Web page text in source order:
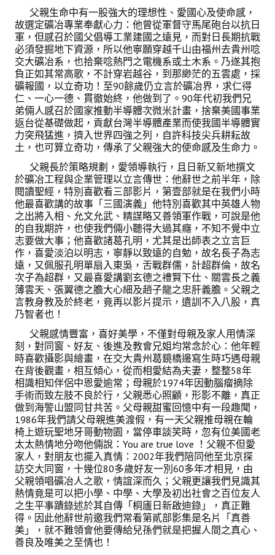
父親生命中有一股強大的理想性、愛國心及使命感，
故選定礦冶專業奉獻心力：他曾從軍督守馬尾砲台以抗日
軍，但感召於國父倡導工業建國之遠見，而對日長期抗戰
必須發掘地下資源，所以他寧願穿越千山由福州去貴州唸
交大礦冶系，也拾棄唸熱門之電機系或土木系。乃遂其抱
負正如其常高歌，不計穿岩越谷，到那緲茫的五雲處，採
礦報國，以立奇功！至90餘歲仍立言於礦冶界，求仁得
仁、一心一德、貫徹始終，他做到了。90年代初我們兄
弟倆人感召於國家推動半導體次微米計畫，捨棄美國事業
返台從基礎做起，貢獻台灣半導體產業而使我國半導體實
力突飛猛進，擠入世界四強之列，自許科技尖兵耕耘故
土，也可算立奇功，傳承了父親強大的使命感及生命力。
父親長於策略規劃，愛領導執行，且日新又新地撰文
於礦冶工程與企業管理以立言傳世：他辭世之前半年，除
閱讀聖經，特別喜歡看三部影片，第壹部就是在我們小時
他最喜歡講的故事「三國演義」他特別喜歡其中英雄人物
之出將入相、允文允武、精謀略又善領軍作戰，可說是他
的自我期許，也使我們倆小聽得大過其癮，不知不覺中立
志要做大事；他喜歡諸葛孔明，尤其是出師表之立言巨
作，喜愛淡泊以明志，寧靜以致遠的自勉，故名長子為志
遠，又佩服孔明單扇入東吳，舌戰群儒，計超群倫，故名
次子為超群，又最喜愛講劉玄德之禮賢下仕、關雲長之義
薄雲天、張翼德之膽大心細及趙子龍之忠肝義膽。父親之
言教身教及於終老，竟再以影片提示，遺訓不入八股，真
乃智者也！
父親感情豐富，喜好美學，不僅對母親及家人用情深
刻，對同窗、好友、後進及教會兄姐均常念於心：他年輕
時喜歡攝影與繪畫，在交大貴州葛鏡橋邊寫生時巧遇母親
在背後觀畫，相互傾心，從而相愛結為夫妻，整整58年
相識相知伴侶中恩愛逾常；母親於1974年因動腦瘤摘除
手術而致左肢不良於行，父親悉心照顧，形影不離，真正
做到海警山盟同甘共苦。父母親甜蜜回憶中有一段趣聞，
1986年我們請父母親進美渡假，有一天父親推母親在輪
椅上遊玩聖地牙哥動物園，當停車談笑時，忽有位美國老
太太熱情地分吻他倆說：You are true love ！父親不但愛
家人，對朋友也擺入真情：2002年我們陪同他至北京探
訪交大同窗，十幾位80多歲好友一別60多年才相見，由
父親領唱礦冶人之歌，情誼深而久；父親更讓我們見識其
熱情竟是可以把小學、中學、大學及初出社會之百位友人
之生平事蹟錄述於其自傳「桐廬日新啟迪錄」，真正難
得。因此他辭世前邀我們常看第貳部影集是名片「真善
美」，就不難領會他要傳給兒孫們就是把握人間之真心、
善良及唯美之至情也！